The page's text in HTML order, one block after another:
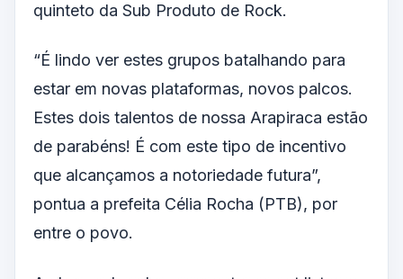
quinteto da Sub Produto de Rock.
“É lindo ver estes grupos batalhando para
estar em novas plataformas, novos palcos.
Estes dois talentos de nossa Arapiraca estão
de parabéns! É com este tipo de incentivo
que alcançamos a notoriedade futura”,
pontua a prefeita Célia Rocha (PTB), por
entre o povo.